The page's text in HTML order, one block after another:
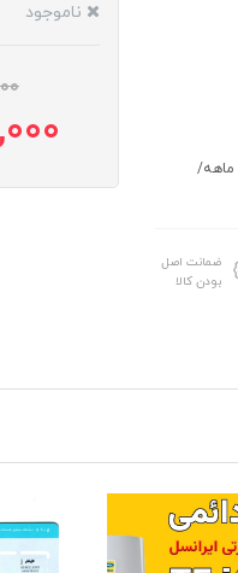
هدایای ویژه همراه با سیم کارت: 900 پیامک رایگان / 20 گیگ اینترنت 6 ماهه/
ضمانت اصل
بودن کالا
ناموجود